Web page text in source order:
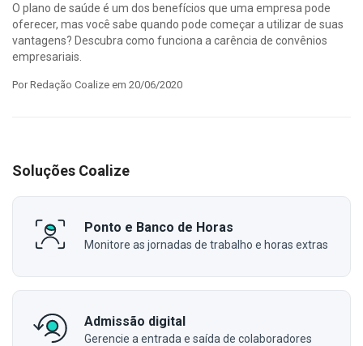
O plano de saúde é um dos benefícios que uma empresa pode
oferecer, mas você sabe quando pode começar a utilizar de suas
vantagens? Descubra como funciona a carência de convênios
empresariais.
Por Redação Coalize em 20/06/2020
Soluções Coalize
Ponto e Banco de Horas
Monitore as jornadas de trabalho e horas extras
Admissão digital
Gerencie a entrada e saída de colaboradores